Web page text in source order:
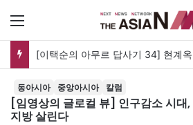
메뉴
동아시아 중앙아시아 칼럼
[임영상의 글로컬 뷰] 인구감소 시대
지방 살린다